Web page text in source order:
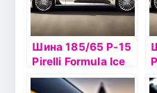
Шина 185/65 Р-15
Pirelli Formula Ice
88T б/к шип